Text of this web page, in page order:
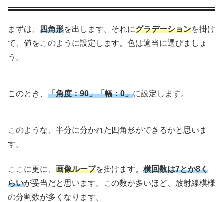
まずは、 四角形を出します。それにグラデーションを掛け
て、値をこのように設定します。色は適当に選びましょ
う。
このとき、 「角度：90」「幅：0」に設定します。
このような、半分に分かれた四角形ができるかと思いま
す。
ここに更に、 画像ループを掛けます。 横回数は7とか8く
らいが妥当だと思います。この数が多いほど、放射線模様
の分割数が多くなります。